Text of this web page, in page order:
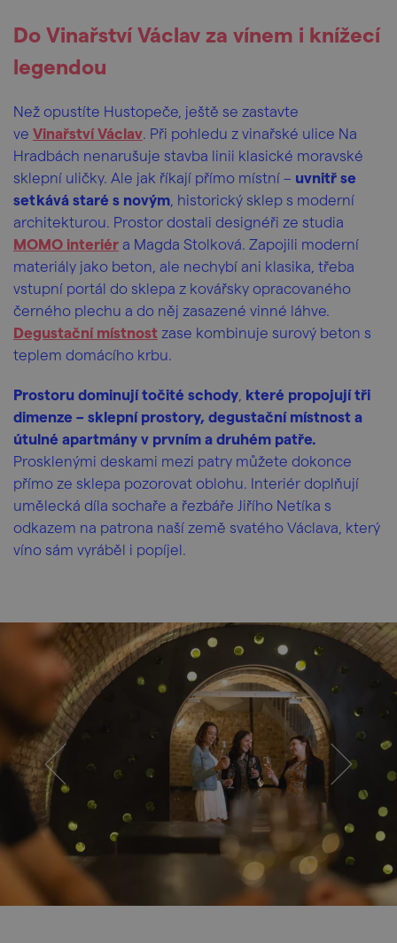
Do Vinařství Václav za vínem i knížecí
legendou
Než opustíte Hustopeče, ještě se zastavte
ve Vinařství Václav. Při pohledu z vinařské ulice Na
Hradbách nenarušuje stavba linii klasické moravské
sklepní uličky. Ale jak říkají přímo místní – uvnitř se
setkává staré s novým , historický sklep s moderní
architekturou. Prostor dostali designéři ze studia
MOMO interiér a Magda Stolková. Zapojili moderní
materiály jako beton, ale nechybí ani klasika, třeba
vstupní portál do sklepa z kovářsky opracovaného
černého plechu a do něj zasazené vinné láhve.
Degustační místnost zase kombinuje surový beton s
teplem domácího krbu.
Prostoru dominují točité schody které propojují tři
dimenze – sklepní prostory, degustační místnost a
útulné apartmány v prvním a druhém patře.
Prosklenými deskami mezi patry můžete dokonce
přímo ze sklepa pozorovat oblohu. Interiér doplňují
umělecká díla sochaře a řezbáře Jiřího Netíka s
odkazem na patrona naší země svatého Václava, který
víno sám vyráběl i popíjel.